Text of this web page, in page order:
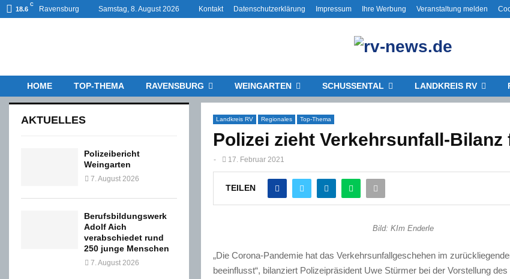
18.6
C
Ravensburg Samstag, 8. August 2026 Kontakt Datenschutzerklärung Impressum Ihre Werbung Veranstaltung melden
HOME TOP-THEMA RAVENSBURG WEINGARTEN SCHUSSENTAL LANDKREIS RV
Landkreis RV Regionales Top-Thema
Polizei zieht Verkehrsunfall-Bilanz
- 17. Februar 2021
TEILEN
Bild: KIm Enderle
„Die Corona-Pandemie hat das Verkehrsunfallgeschehen im
beeinflusst“, bilanziert Polizeipräsident Uwe Stürmer bei der Vorstellung des
AKTUELLES
Polizeibericht
Weingarten
7. August 2026
Berufsbildungswerk
Adolf Aich
verabschiedet rund
250 junge Menschen
7. August 2026